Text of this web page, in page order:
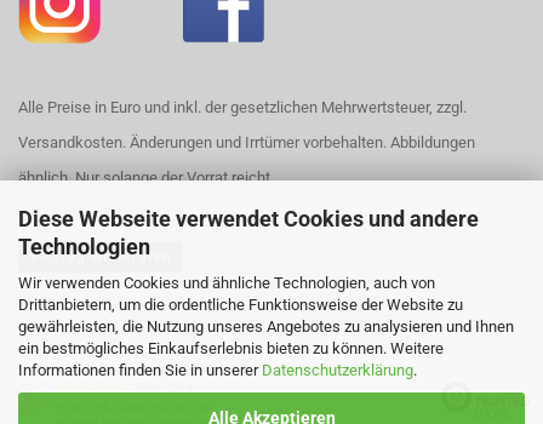
Diese Webseite verwendet Cookies und andere
Technologien
Wir verwenden Cookies und ähnliche Technologien, auch von
Drittanbietern, um die ordentliche Funktionsweise der Website zu
gewährleisten, die Nutzung unseres Angebotes zu analysieren und Ihnen
ein bestmögliches Einkaufserlebnis bieten zu können. Weitere
Informationen finden Sie in unserer Datenschutzerklärung.
Alle Akzeptieren
Alle Preise in Euro und inkl. der gesetzlichen Mehrwertsteuer, zzgl.
Versandkosten. Änderungen und Irrtümer vorbehalten. Abbildungen
ähnlich. Nur solange der Vorrat reicht.
Vertrag widerrufen
Webshop erstellenmit Gambio.de © 2026
Ausgewählte Top-Bewertungen für https://www.house420.de